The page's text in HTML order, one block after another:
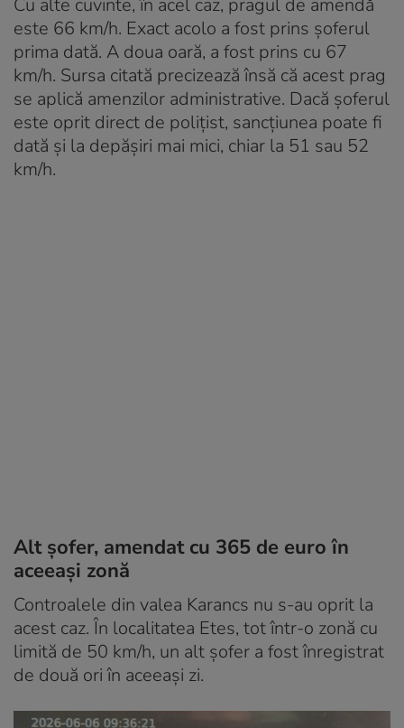
este 66 km/h. Exact acolo a fost prins șoferul
prima dată. A doua oară, a fost prins cu 67
km/h. Sursa citată precizează însă că acest prag
se aplică amenzilor administrative. Dacă șoferul
este oprit direct de polițist, sancțiunea poate fi
dată și la depășiri mai mici, chiar la 51 sau 52
km/h.
Alt șofer, amendat cu 365 de euro în
aceeași zonă
Controalele din valea Karancs nu s-au oprit la
acest caz. În localitatea Etes, tot într-o zonă cu
limită de 50 km/h, un alt șofer a fost înregistrat
de două ori în aceeași zi.